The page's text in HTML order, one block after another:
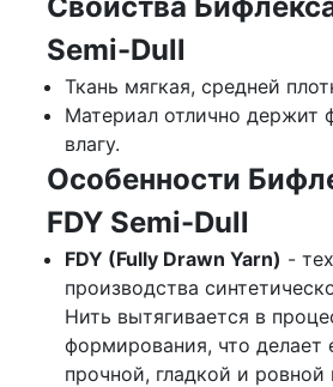
Semi-Dull
Ткань мягкая, средней
Материал отлично держит
влагу.
Особенности
FDY Semi-Dull
FDY (Fully Drawn Yarn) -
производства
Нить вытягивается в
формирования, что делает
прочной, гладкой и ровной